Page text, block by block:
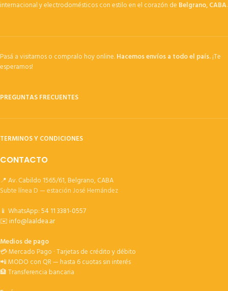
internacional y electrodomésticos con estilo en el corazón de Belgrano, CABA.
Pasá a visitarnos o compralo hoy online.Hacemos envíos a todo el país.¡Te
esperamos!
PREGUNTAS FRECUENTES
TERMINOS Y CONDICIONES
CONTACTO
📍 Av. Cabildo 1565/61, Belgrano, CABA
Subte línea D — estación José Hernández
📱 WhatsApp:54 11 3381-0557
✉️info@laaldea.ar
Medios de pago
💳 Mercado Pago · Tarjetas de crédito y débito
📲 MODO con QR — hasta 6 cuotas sin interés
🏦 Transferencia bancaria